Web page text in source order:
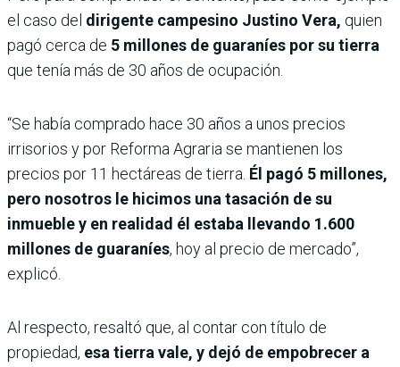
el caso del dirigente campesino Justino Vera, quien
pagó cerca de 5 millones de guaraníes por su tierra
que tenía más de 30 años de ocupación.
“Se había comprado hace 30 años a unos precios
irrisorios y por Reforma Agraria se mantienen los
precios por 11 hectáreas de tierra. Él pagó 5 millones,
pero nosotros le hicimos una tasación de su
inmueble y en realidad él estaba llevando 1.600
millones de guaraníes, hoy al precio de mercado”,
explicó.
Al respecto, resaltó que, al contar con título de
propiedad, esa tierra vale, y dejó de empobrecer a